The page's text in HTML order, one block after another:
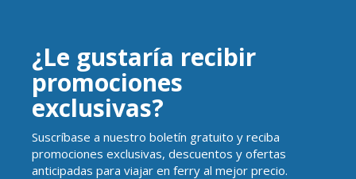
¿Le gustaría recibir
promociones
exclusivas?
Suscríbase a nuestro boletín gratuito y reciba
promociones exclusivas, descuentos y ofertas
anticipadas para viajar en ferry al mejor precio.